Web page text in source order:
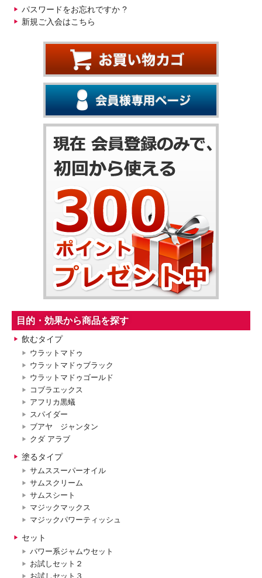
パスワードをお忘れですか ?
新規ご入会はこちら
目的・効果から商品を探す
飲むタイプ
ウラットマドゥ
ウラットマドゥブラック
ウラットマドゥゴールド
コブラエックス
アフリカ黒蟻
スパイダー
ブアヤ ジャンタン
クダ アラブ
塗るタイプ
サムススーパーオイル
サムスクリーム
サムスシート
マジックマックス
マジックパワーティッシュ
セット
パワー系ジャムウセット
お試しセット２
お試しセット３